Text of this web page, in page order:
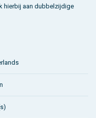
hierbij aan dubbelzijdige